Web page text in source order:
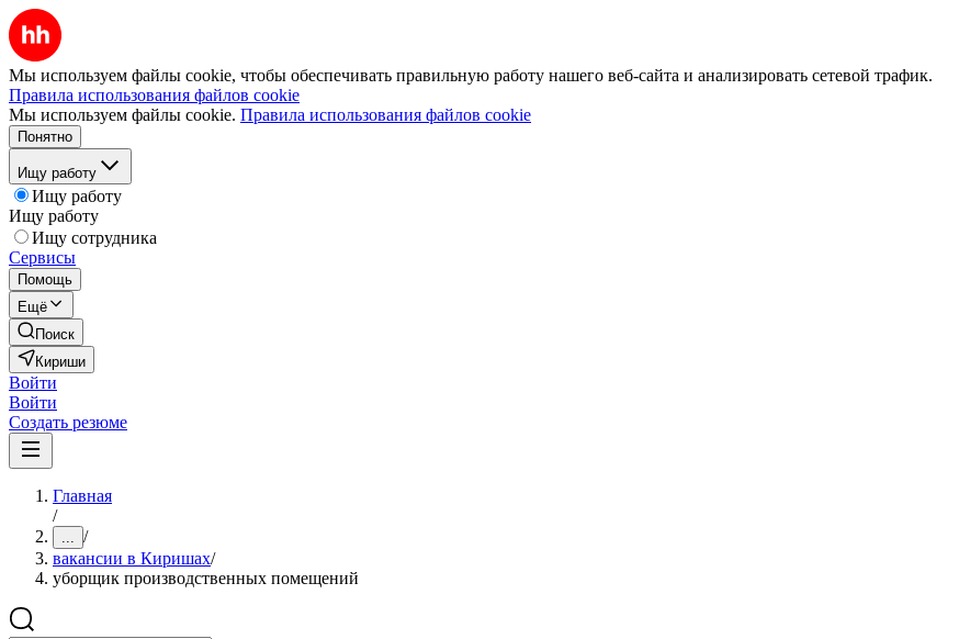
Мы используем файлы cookie, чтобы обеспечивать правильную работу нашего веб-сайта и анализировать сетевой трафик.
Правила использования файлов cookie
Мы используем файлы cookie. Правила использования файлов cookie
Понятно
Ищу работу
Ищу работу
Ищу работу
Ищу сотрудника
Сервисы
Помощь
Ещё
Поиск
Кириши
Войти
Войти
Создать резюме
Главная
/
... /
вакансии в Киришах/
уборщик производственных помещений